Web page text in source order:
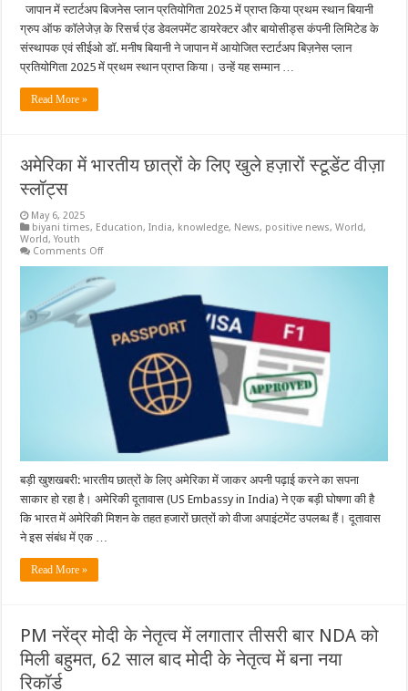
जापान में स्टार्टअप बिजनेस प्लान प्रतियोगिता 2025 में प्राप्त किया प्रथम स्थान बियानी
ग्रुप ऑफ कॉलेजेज़ के रिसर्च एंड डेवलपमेंट डायरेक्टर और बायोसीड्स कंपनी लिमिटेड के
संस्थापक एवं सीईओ डॉ. मनीष बियानी ने जापान में आयोजित स्टार्टअप बिज़नेस प्लान
प्रतियोगिता 2025 में प्रथम स्थान प्राप्त किया। उन्हें यह सम्मान …
Read More »
अमेरिका में भारतीय छात्रों के लिए खुले हज़ारों स्टूडेंट वीज़ा
स्लॉट्स
May 6, 2025
biyani times, Education,India, knowledge, News, positive news,World,
World,Youth
Comments Offon
भारतीय
छात्रों
के
खुले
हज़ारों
स्लॉट्स
बड़ी खुशखबरी: भारतीय छात्रों के लिए अमेरिका में जाकर अपनी पढ़ाई करने का सपना
साकार हो रहा है। अमेरिकी दूतावास (US Embassy in India) ने एक बड़ी घोषणा की है
कि भारत में अ​मेरिकी मिशन के तहत हजारों छात्रों को वीजा अपाइंटमेंट उपलब्ध हैं। दूतावास
ने इस संबंध में एक …
Read More »
PM नरेंद्र मोदी के नेतृत्व में लगातार तीसरी बार NDA को
मिली बहुमत, 62 साल बाद मोदी के नेतृत्व में बना नया
रिकॉर्ड